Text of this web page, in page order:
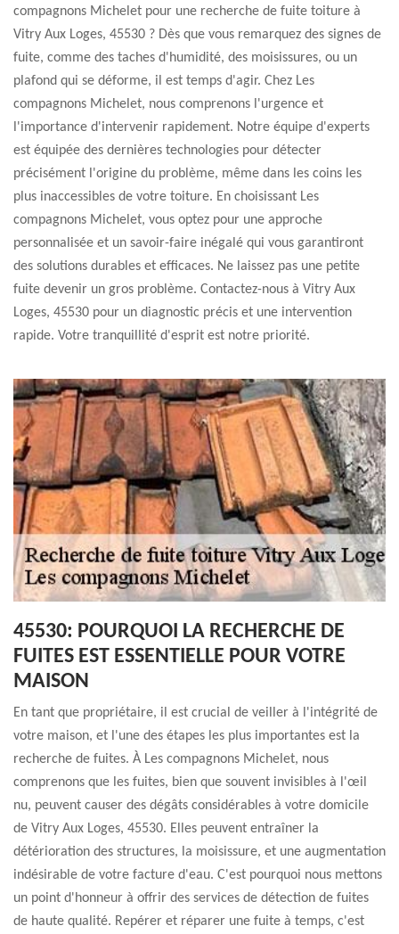
compagnons Michelet pour une recherche de fuite toiture à
Vitry Aux Loges, 45530 ? Dès que vous remarquez des signes de
fuite, comme des taches d'humidité, des moisissures, ou un
plafond qui se déforme, il est temps d'agir. Chez Les
compagnons Michelet, nous comprenons l'urgence et
l'importance d'intervenir rapidement. Notre équipe d'experts
est équipée des dernières technologies pour détecter
précisément l'origine du problème, même dans les coins les
plus inaccessibles de votre toiture. En choisissant Les
compagnons Michelet, vous optez pour une approche
personnalisée et un savoir-faire inégalé qui vous garantiront
des solutions durables et efficaces. Ne laissez pas une petite
fuite devenir un gros problème. Contactez-nous à Vitry Aux
Loges, 45530 pour un diagnostic précis et une intervention
rapide. Votre tranquillité d'esprit est notre priorité.
45530: POURQUOI LA RECHERCHE DE
FUITES EST ESSENTIELLE POUR VOTRE
MAISON
En tant que propriétaire, il est crucial de veiller à l'intégrité de
votre maison, et l'une des étapes les plus importantes est la
recherche de fuites. À Les compagnons Michelet, nous
comprenons que les fuites, bien que souvent invisibles à l'œil
nu, peuvent causer des dégâts considérables à votre domicile
de Vitry Aux Loges, 45530. Elles peuvent entraîner la
détérioration des structures, la moisissure, et une augmentation
indésirable de votre facture d'eau. C'est pourquoi nous mettons
un point d'honneur à offrir des services de détection de fuites
de haute qualité. Repérer et réparer une fuite à temps, c'est